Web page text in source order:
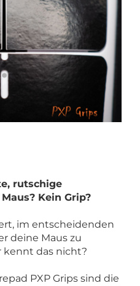
rutschige
Kein Grip?
im entscheidenden
deine Maus zu
kennt das nicht?
PXP Grips sind die